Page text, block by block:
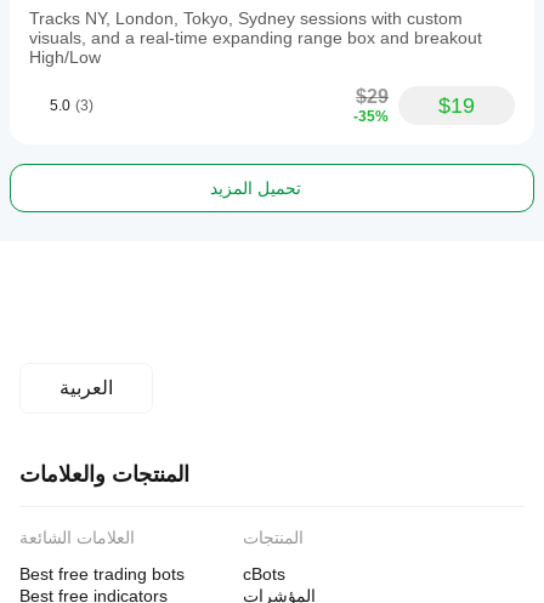
Tracks NY, London, Tokyo, Sydney sessions with custom
visuals, and a real-time expanding range box and breakout
High/Low
5.0 (3) $29
-35% $19
تحميل المزيد
العربية
المنتجات والعلامات
العلامات الشائعة
Best free trading bots
Best free indicators
المنتجات
cBots
المؤشرات